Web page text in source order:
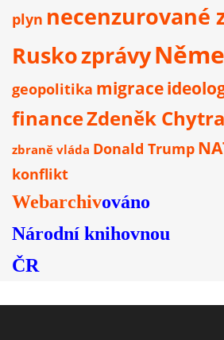
plyn necenzurované
Ruskozprávy
geopolitika migrace
financeZdeněk Chytra
zbraně vláda Donald Trump
konflikt
Webarchivováno
Národní knihovnou
ČR